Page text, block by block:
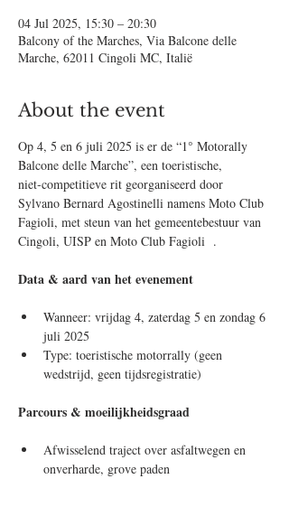
04 Jul 2025, 15:30 – 20:30
Balcony of the Marches, Via Balcone delle
Marche, 62011 Cingoli MC, Italië
About the event
Op 4, 5 en 6 juli 2025 is er de “1° Motorally
Balcone delle Marche”, een toeristische,
niet‑competitieve rit georganiseerd door
Sylvano Bernard Agostinelli namens Moto Club
Fagioli, met steun van het gemeente­bestuur van
Cingoli, UISP en Moto Club Fagioli  .
Data & aard van het evenement
Wanneer: vrijdag 4, zaterdag 5 en zondag 6
juli 2025
Type: toeristische motor­rally (geen
wedstrijd, geen tijdsregistratie)
Parcours & moeilijkheidsgraad
Afwisselend traject over asfaltwegen en
onverharde, grove paden